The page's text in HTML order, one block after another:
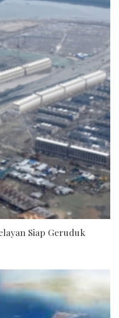
Siap Geruduk